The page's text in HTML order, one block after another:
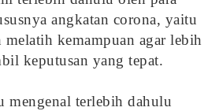
angkatan corona, yaitu
melatih kemampuan agar lebih
keputusan yang tepat.
mengenal terlebih dahulu